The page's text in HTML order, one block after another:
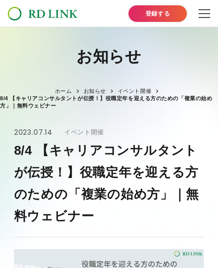
登録する
お知らせ
ホーム お知らせ
イベント開催
8/4 【キャリアコンサルタントが伝授！】役職定年を迎える方のための「複業の始め
方」｜無料ウェビナー
2023.07.14 イベント開催
8/4 【キャリアコンサルタント
が伝授！】役職定年を迎える方
のための「複業の始め方」｜無
料ウェビナー